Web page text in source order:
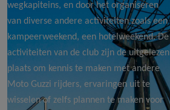
wegkapiteins, en door het organiseren
van diverse andere activiteiten zoals een
kampeerweekend, een hotelweekend. De
activiteiten van de club zijn de uitgelezen
plaats om kennis te maken met andere
Moto Guzzi rijders, ervaringen uit te
wisselen of zelfs plannen te maken voor